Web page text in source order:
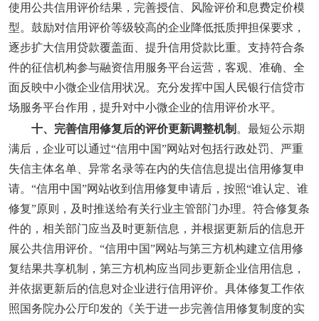
使用公共信用评价结果，完善授信、风险评价和息费定价模
型。鼓励对信用评价等级较高的企业降低抵质押担保要求，
逐步扩大信用贷款覆盖面、提升信用贷款比重。支持符合条
件的征信机构参与融资信用服务平台运营，客观、准确、全
面反映中小微企业信用状况。充分发挥中国人民银行信贷市
场服务平台作用，提升对中小微企业的信用评价水平。
十、完善信用修复后的评价更新调整机制 。最短公示期
满后，企业可以通过“信用中国”网站对包括行政处罚、严重
失信主体名单、异常名录等在内的失信信息提出信用修复申
请。“信用中国”网站收到信用修复申请后，按照“谁认定、谁
修复”原则，及时推送给有关行业主管部门办理。符合修复条
件的，相关部门应当及时更新信息，并根据更新后的信息开
展公共信用评价。“信用中国”网站与第三方机构建立信用修
复结果共享机制，第三方机构应当同步更新企业信用信息，
并依据更新后的信息对企业进行信用评价。具体修复工作依
照国务院办公厅印发的《关于进一步完善信用修复制度的实